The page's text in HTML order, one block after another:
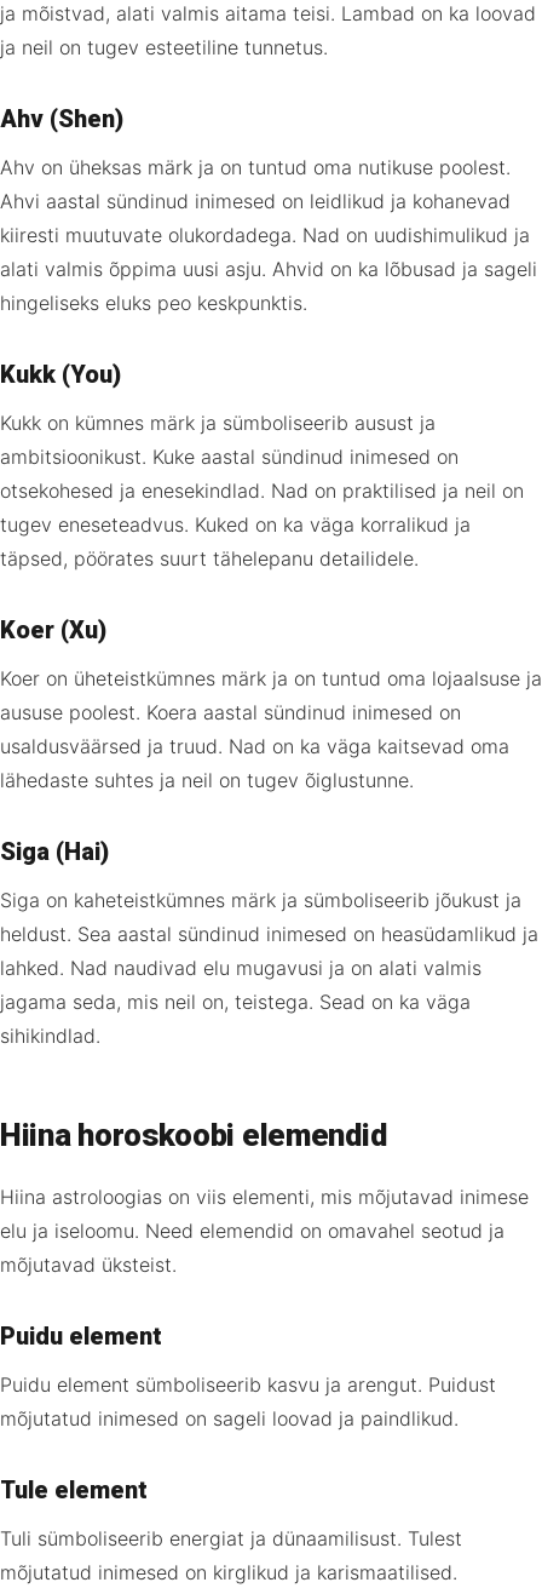
ja mõistvad, alati valmis aitama teisi. Lambad on ka loovad
ja neil on tugev esteetiline tunnetus.
Ahv (Shen)
Ahv on üheksas märk ja on tuntud oma nutikuse poolest.
Ahvi aastal sündinud inimesed on leidlikud ja kohanevad
kiiresti muutuvate olukordadega. Nad on uudishimulikud ja
alati valmis õppima uusi asju. Ahvid on ka lõbusad ja sageli
hingeliseks eluks peo keskpunktis.
Kukk (You)
Kukk on kümnes märk ja sümboliseerib ausust ja
ambitsioonikust. Kuke aastal sündinud inimesed on
otsekohesed ja enesekindlad. Nad on praktilised ja neil on
tugev eneseteadvus. Kuked on ka väga korralikud ja
täpsed, pöörates suurt tähelepanu detailidele.
Koer (Xu)
Koer on üheteistkümnes märk ja on tuntud oma lojaalsuse ja
aususe poolest. Koera aastal sündinud inimesed on
usaldusväärsed ja truud. Nad on ka väga kaitsevad oma
lähedaste suhtes ja neil on tugev õiglustunne.
Siga (Hai)
Siga on kaheteistkümnes märk ja sümboliseerib jõukust ja
heldust. Sea aastal sündinud inimesed on heasüdamlikud ja
lahked. Nad naudivad elu mugavusi ja on alati valmis
jagama seda, mis neil on, teistega. Sead on ka väga
sihikindlad.
Hiina horoskoobi elemendid
Hiina astroloogias on viis elementi, mis mõjutavad inimese
elu ja iseloomu. Need elemendid on omavahel seotud ja
mõjutavad üksteist.
Puidu element
Puidu element sümboliseerib kasvu ja arengut. Puidust
mõjutatud inimesed on sageli loovad ja paindlikud.
Tule element
Tuli sümboliseerib energiat ja dünaamilisust. Tulest
mõjutatud inimesed on kirglikud ja karismaatilised.